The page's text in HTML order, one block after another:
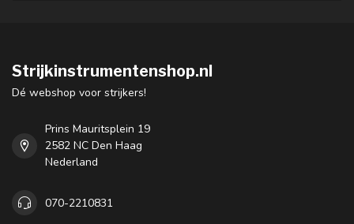
Strijkinstrumentenshop.nl
Dé webshop voor strijkers!
Prins Mauritsplein 19
2582 NC Den Haag
Nederland
070-2210831